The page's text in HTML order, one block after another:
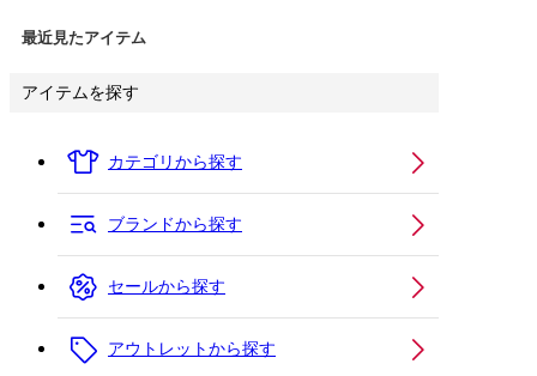
最近見たアイテム
アイテムを探す
カテゴリから探す
ブランドから探す
セールから探す
アウトレットから探す